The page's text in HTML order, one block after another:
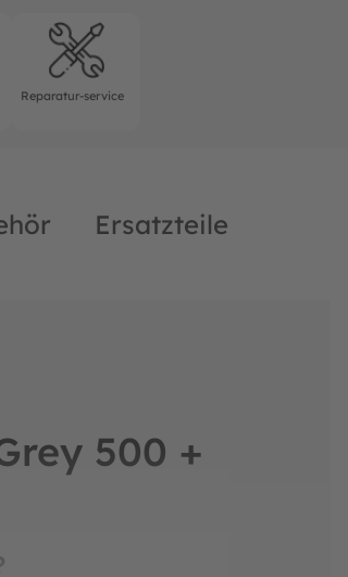
Reparatur-service
Reparatur-service
Ersatzteile
500 +